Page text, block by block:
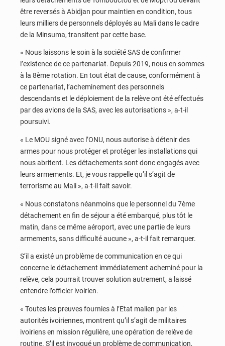
être reversés à Abidjan pour maintien en condition, tous
leurs milliers de personnels déployés au Mali dans le cadre
de la Minsuma, transitent par cette base.
« Nous laissons le soin à la société SAS de confirmer
l’existence de ce partenariat. Depuis 2019, nous en sommes
à la 8ème rotation. En tout état de cause, conformément à
ce partenariat, l’acheminement des personnels
descendants et le déploiement de la relève ont été effectués
par des avions de la SAS, avec les autorisations », a-t-il
poursuivi.
« Le MOU signé avec l’ONU, nous autorise à détenir des
armes pour nous protéger et protéger les installations qui
nous abritent. Les détachements sont donc engagés avec
leurs armements. Et, je vous rappelle qu’il s’agit de
terrorisme au Mali », a-t-il fait savoir.
« Nous constatons néanmoins que le personnel du 7ème
détachement en fin de séjour a été embarqué, plus tôt le
matin, dans ce même aéroport, avec une partie de leurs
armements, sans difficulté aucune », a-t-il fait remarquer.
S’il a existé un problème de communication en ce qui
concerne le détachement immédiatement acheminé pour la
relève, cela pourrait trouver solution autrement, a laissé
entendre l’officier ivoirien.
« Toutes les preuves fournies à l’Etat malien par les
autorités ivoiriennes, montrent qu’il s’agit de militaires
ivoiriens en mission régulière, une opération de relève de
routine. S’il est invoqué un problème de communication,